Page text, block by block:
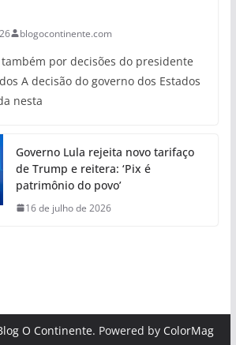
blogocontinente.com
por decisões do presidente
A decisão do governo dos Estados
nesta
Governo Lula rejeita novo tarifaço
de Trump e reitera: ‘Pix é
patrimônio do povo’
16 de julho de 2026
O Continente. Powered by ColorMag